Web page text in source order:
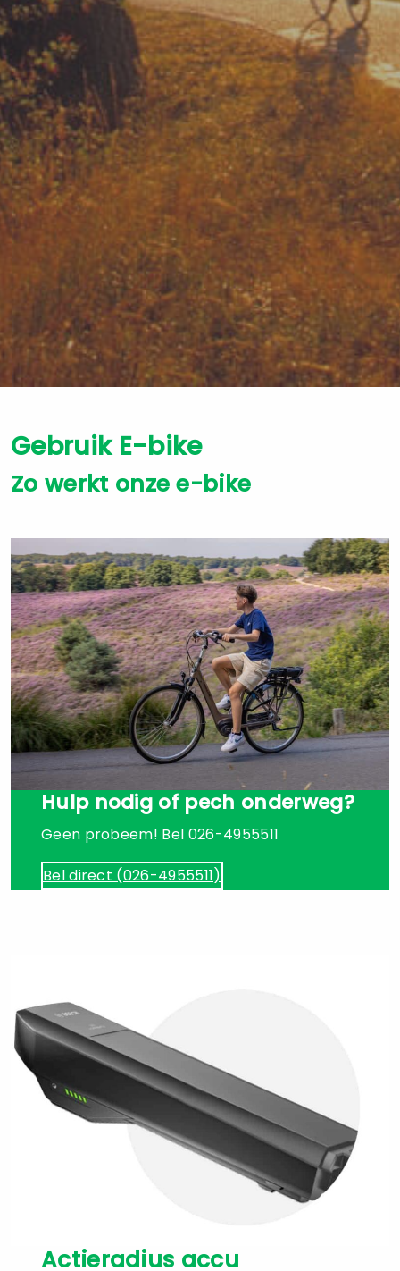
Gebruik E-bike
Zo werkt onze e-bike
Hulp nodig of pech onderweg?
Geen probeem! Bel 026-4955511
Bel direct (026-4955511)
Actieradius accu